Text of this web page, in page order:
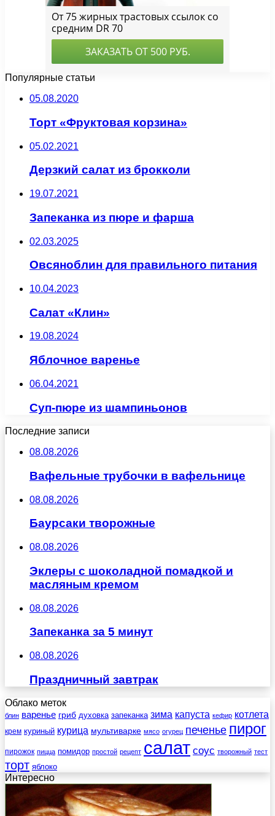
Популярные статьи
05.08.2020
Торт «Фруктовая корзина»
05.02.2021
Дерзкий салат из брокколи
19.07.2021
Запеканка из пюре и фарша
02.03.2025
Овсяноблин для правильного питания
10.04.2023
Салат «Клин»
19.08.2024
Яблочное варенье
06.04.2021
Суп-пюре из шампиньонов
Последние записи
08.08.2026
Вафельные трубочки в вафельнице
08.08.2026
Баурсаки творожные
08.08.2026
Эклеры с шоколадной помадкой и
масляным кремом
08.08.2026
Запеканка за 5 минут
08.08.2026
Праздничный завтрак
Облако меток
блин варенье гриб духовка запеканка зима капуста кефир котлета
крем куриный курица мультиварке мясо огурец печенье пирог
пирожок пицца помидор простой рецепт салат соус творожный тест
торт яблоко
Интересно